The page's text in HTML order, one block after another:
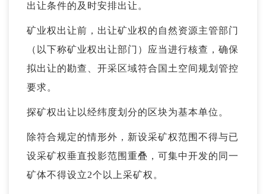
出让条件的及时安排出让。
矿业权出让前，出让矿业权的自然资源主管部门
（以下称矿业权出让部门）应当进行核查，确保
拟出让的勘查、开采区域符合国土空间规划管控
要求。
探矿权出让以经纬度划分的区块为基本单位。
除符合规定的情形外，新设采矿权范围不得与已
设采矿权垂直投影范围重叠，可集中开发的同一
矿体不得设立2个以上采矿权。